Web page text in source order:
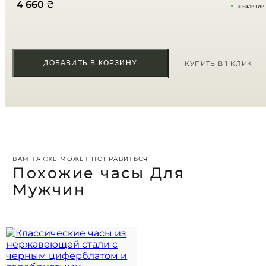
Ваш отзыв
4 660 ₴ в наличии
ДОБАВИТЬ В КОРЗИНУ КУПИТЬ В 1 КЛИК
ВАМ ТАКЖЕ МОЖЕТ ПОНРАВИТЬСЯ
Похожие часы Для
Мужчин